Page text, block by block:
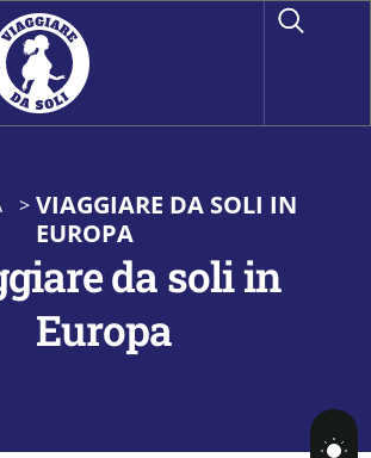
> VIAGGIARE DA SOLI IN
EUROPA
da soli in
Europa